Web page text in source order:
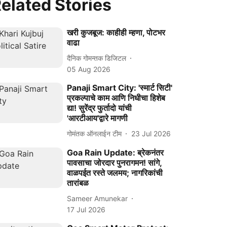
Stories
खरी कुजबूज: काहीही म्हणा, पोटभर
वाढा
दैनिक गोमन्तक डिजिटल
05 Aug 2026
Panaji Smart City: 'स्मार्ट सिटी'
प्रकल्पाचे काम आणि निधीचा हिशेब
द्या! सुरेंद्र फुर्तादो यांची
'आरटीआय'द्वारे मागणी
गोमंतक ऑनलाईन टीम 23 Jul 2026
Goa Rain Update: ब्रेकनंतर
पावसाचा जोरदार पुनरागमन! सांगे,
वाळपईत रस्ते जलमय; नागरिकांची
तारांबळ
Sameer Amunekar
17 Jul 2026